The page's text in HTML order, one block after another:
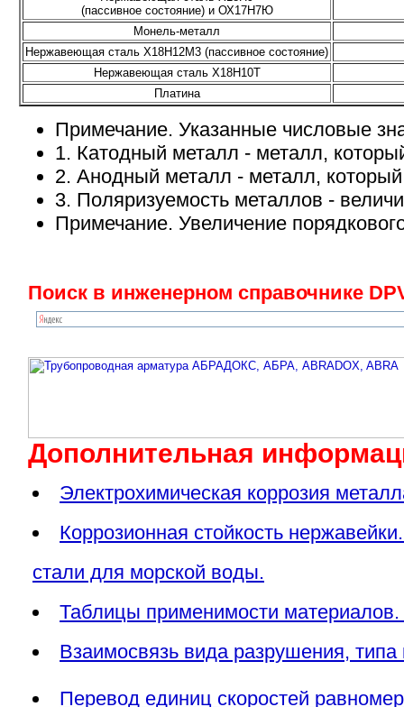
(пассивное состояние) и ОХ17Н7Ю
Монель-металл
Нержавеющая сталь Х18Н12М3 (пассивное состояние)
Нержавеющая сталь Х18Н10Т
Платина
Примечание. Указанные числовые
1. Катодный металл - металл,
2. Анодный металл - металл,
3. Поляризуемость металлов -
Примечание. Увеличение
Поиск в инженерном справочнике
Дополнительная
Электрохимическая коррозия
Коррозионная стойкость
стали для морской воды.
Таблицы применимости материалов.
Взаимосвязь вида разрушения,
Перевод единиц скоростей